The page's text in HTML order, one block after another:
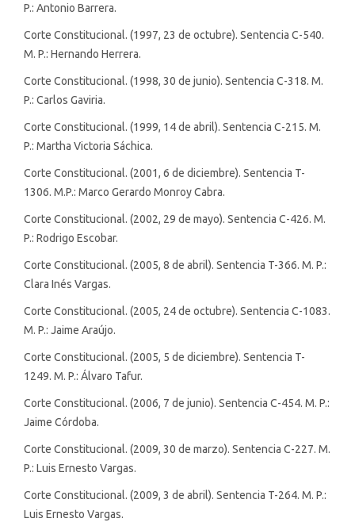
P.: Antonio Barrera.
Corte Constitucional. (1997, 23 de octubre). Sentencia C-540.
M. P.: Hernando Herrera.
Corte Constitucional. (1998, 30 de junio). Sentencia C-318. M.
P.: Carlos Gaviria.
Corte Constitucional. (1999, 14 de abril). Sentencia C-215. M.
P.: Martha Victoria Sáchica.
Corte Constitucional. (2001, 6 de diciembre). Sentencia T-
1306. M.P.: Marco Gerardo Monroy Cabra.
Corte Constitucional. (2002, 29 de mayo). Sentencia C-426. M.
P.: Rodrigo Escobar.
Corte Constitucional. (2005, 8 de abril). Sentencia T-366. M. P.:
Clara Inés Vargas.
Corte Constitucional. (2005, 24 de octubre). Sentencia C-1083.
M. P.: Jaime Araújo.
Corte Constitucional. (2005, 5 de diciembre). Sentencia T-
1249. M. P.: Álvaro Tafur.
Corte Constitucional. (2006, 7 de junio). Sentencia C-454. M. P.:
Jaime Córdoba.
Corte Constitucional. (2009, 30 de marzo). Sentencia C-227. M.
P.: Luis Ernesto Vargas.
Corte Constitucional. (2009, 3 de abril). Sentencia T-264. M. P.:
Luis Ernesto Vargas.